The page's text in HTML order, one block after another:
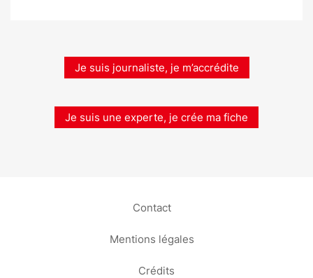
Je suis journaliste, je m’accrédite
Je suis une experte, je crée ma fiche
Contact
Mentions légales
Crédits